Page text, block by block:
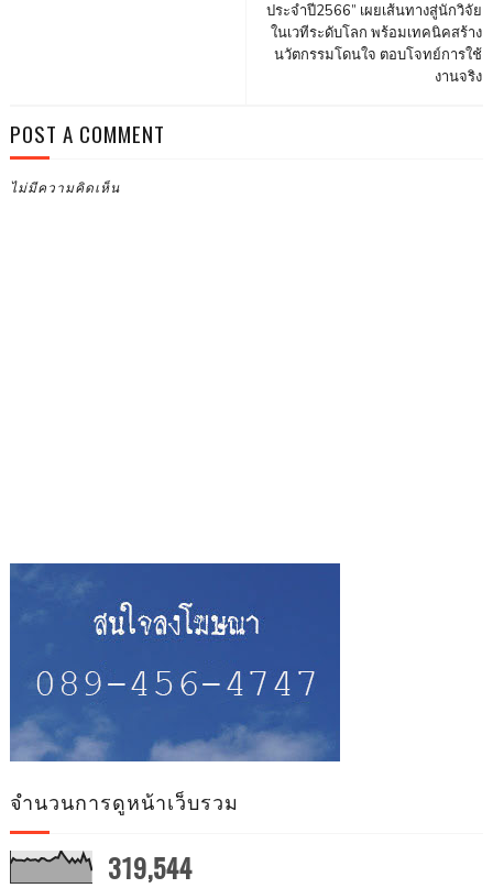
ประจำปี2566” เผยเส้นทางสู่นักวิจัย
ในเวทีระดับโลก พร้อมเทคนิคสร้าง
นวัตกรรมโดนใจ ตอบโจทย์การใช้
งานจริง
POST A COMMENT
ไม่มีความคิดเห็น
จำนวนการดูหน้าเว็บรวม
319,544